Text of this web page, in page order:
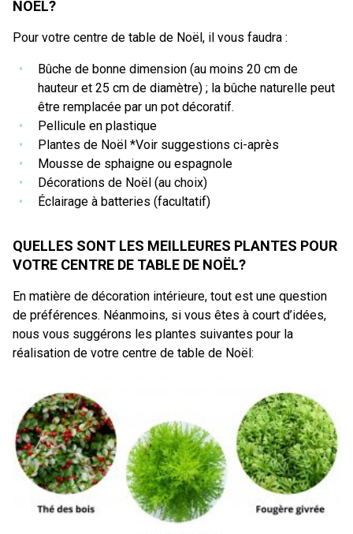
NOËL?
Pour votre centre de table de Noël, il vous faudra :
Bûche de bonne dimension (au moins 20 cm de
hauteur et 25 cm de diamètre) ; la bûche naturelle peut
être remplacée par un pot décoratif.
Pellicule en plastique
Plantes de Noël *Voir suggestions ci-après
Mousse de sphaigne ou espagnole
Décorations de Noël (au choix)
Éclairage à batteries (facultatif)
QUELLES SONT LES MEILLEURES PLANTES POUR
VOTRE CENTRE DE TABLE DE NOËL?
En matière de décoration intérieure, tout est une question
de préférences. Néanmoins, si vous êtes à court d’idées,
nous vous suggérons les plantes suivantes pour la
réalisation de votre centre de table de Noël: